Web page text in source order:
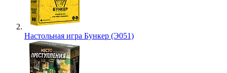
Настольная игра Бункер (Э051)